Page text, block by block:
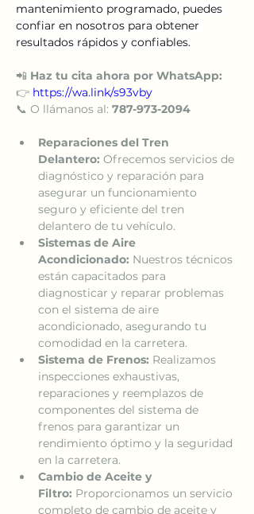
mantenimiento programado, puedes
confiar en nosotros para obtener
resultados rápidos y confiables.
📲 Haz tu cita ahora por WhatsApp:
👉 https://wa.link/s93vby
📞 O llámanos al: 787-973-2094
Reparaciones del Tren
Delantero: Ofrecemos servicios de
diagnóstico y reparación para
asegurar un funcionamiento
seguro y eficiente del tren
delantero de tu vehículo.
Sistemas de Aire
Acondicionado: Nuestros técnicos
están capacitados para
diagnosticar y reparar problemas
con el sistema de aire
acondicionado, asegurando tu
comodidad en la carretera.
Sistema de Frenos: Realizamos
inspecciones exhaustivas,
reparaciones y reemplazos de
componentes del sistema de
frenos para garantizar un
rendimiento óptimo y la seguridad
en la carretera.
Cambio de Aceite y
Filtro: Proporcionamos un servicio
completo de cambio de aceite y